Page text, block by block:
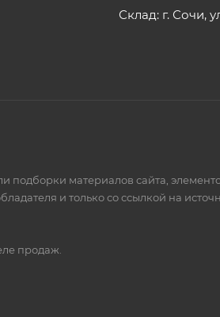
Склад: г. Сочи,
подборки материалов сайта,
и только со ссылкой на
продаж.